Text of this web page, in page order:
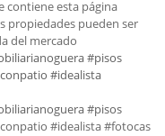
contiene esta página
propiedades pueden ser
del mercado
#pisos
#idealista
#pisos
#idealista #fotocas